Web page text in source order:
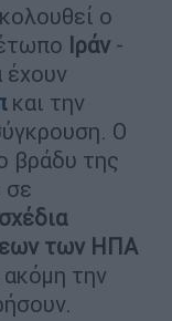
ο
Ιράν -
έχουν
και την
Ο
βράδυ της
σε
των ΗΠΑ
την